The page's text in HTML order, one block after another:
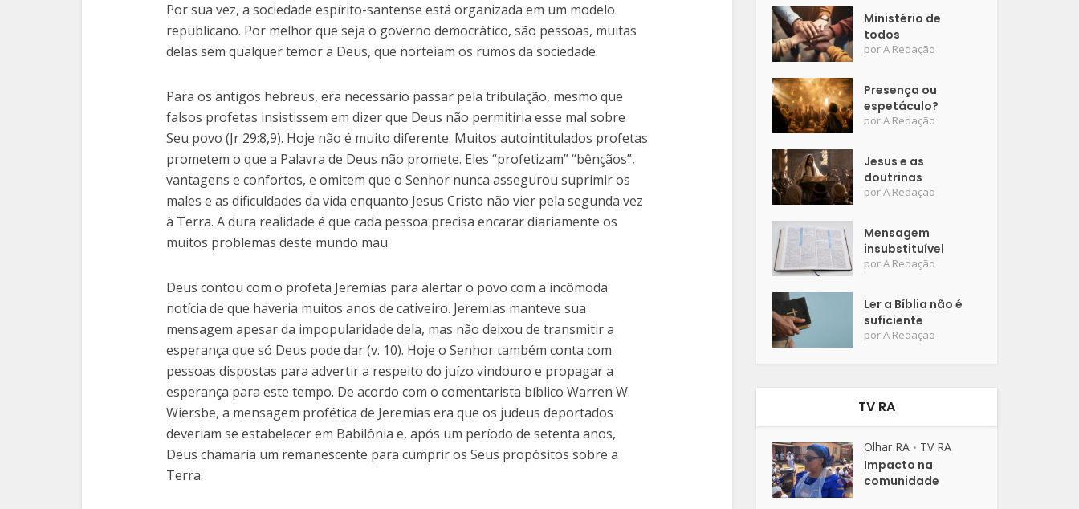
Por sua vez, a sociedade espírito-santense está organizada em um modelo
republicano. Por melhor que seja o governo democrático, são pessoas, muitas
delas sem qualquer temor a Deus, que norteiam os rumos da sociedade.
Para os antigos hebreus, era necessário passar pela tribulação, mesmo que
falsos profetas insistissem em dizer que Deus não permitiria esse mal sobre
Seu povo (Jr 29:8,9). Hoje não é muito diferente. Muitos autointitulados profetas
prometem o que a Palavra de Deus não promete. Eles “profetizam” “bênçãos”,
vantagens e confortos, e omitem que o Senhor nunca assegurou suprimir os
males e as dificuldades da vida enquanto Jesus Cristo não vier pela segunda vez
à Terra. A dura realidade é que cada pessoa precisa encarar diariamente os
muitos problemas deste mundo mau.
Deus contou com o profeta Jeremias para alertar o povo com a incômoda
notícia de que haveria muitos anos de cativeiro. Jeremias manteve sua
mensagem apesar da impopularidade dela, mas não deixou de transmitir a
esperança que só Deus pode dar (v. 10). Hoje o Senhor também conta com
pessoas dispostas para advertir a respeito do juízo vindouro e propagar a
esperança para este tempo. De acordo com o comentarista bíblico Warren W.
Wiersbe, a mensagem profética de Jeremias era que os judeus deportados
deveriam se estabelecer em Babilônia e, após um período de setenta anos,
Deus chamaria um remanescente para cumprir os Seus propósitos sobre a
Terra.
Ministério de
todos
porA Redação
Presença ou
espetáculo?
porA Redação
Jesus e as
doutrinas
porA Redação
Mensagem
insubstituível
porA Redação
Ler a Bíblia não é
suficiente
porA Redação
TV RA
Olhar RA • TV RA
Impacto na
comunidade